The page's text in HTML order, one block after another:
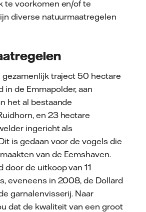
te voorkomen en/of te
diverse natuurmaatregelen
gezamenlijk traject 50 hectare
in de Emmapolder, aan
het al bestaande
en 23 hectare
ingericht als
is gedaan voor de vogels die
van de Eemshaven.
door de uitkoop van 11
eveneens in 2008, de Dollard
garnalenvisserij. Naar
dat de kwaliteit van een groot